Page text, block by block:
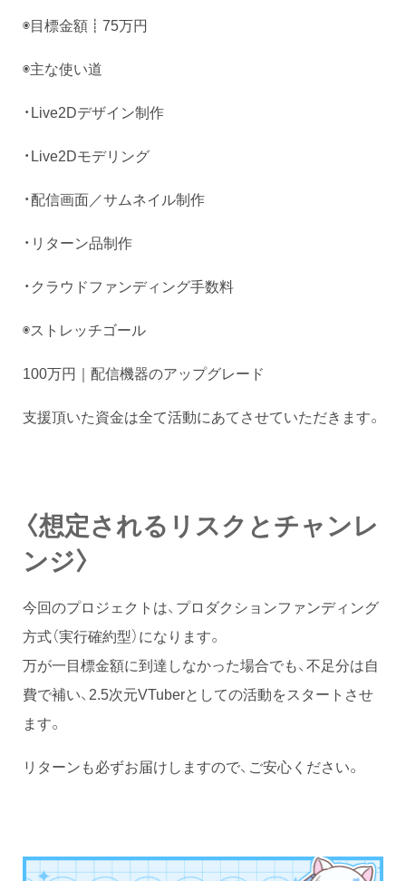
◉目標金額┋75万円
◉主な使い道
・Live2Dデザイン制作
・Live2Dモデリング
・配信画面／サムネイル制作
・リターン品制作
・クラウドファンディング手数料
◉ストレッチゴール
100万円｜配信機器のアップグレード
支援頂いた資金は全て活動にあてさせていただきます。
〈想定されるリスクとチャンレ
ンジ〉
今回のプロジェクトは、プロダクションファンディング
方式（実行確約型）になります。
万が一目標金額に到達しなかった場合でも、不足分は自
費で補い、2.5次元VTuberとしての活動をスタートさせ
ます。
リターンも必ずお届けしますので、ご安心ください。